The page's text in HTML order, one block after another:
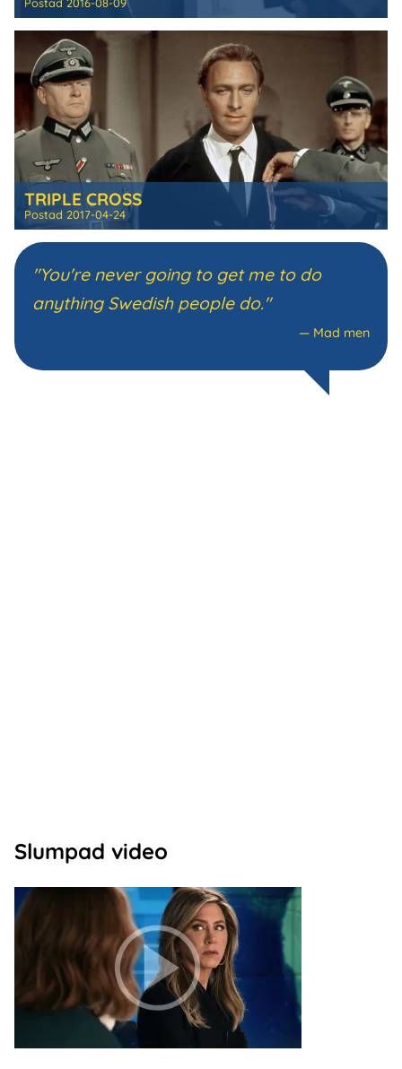
TRIPLE CROSS
Postad 2017-04-24
"You're never going to get me to do
anything Swedish people do."
— Mad men
Slumpad video